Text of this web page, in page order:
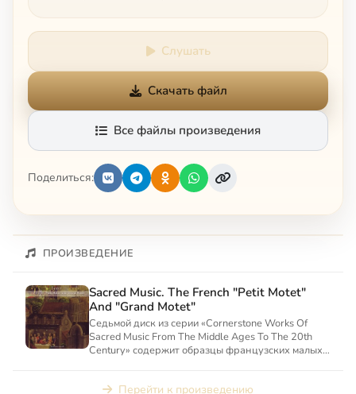
Слушать
Скачать файл
Все файлы произведения
Поделиться:
ПРОИЗВЕДЕНИЕ
Sacred Music. The French "Petit Motet"
And "Grand Motet"
Седьмой диск из серии «Cornerstone Works Of
Sacred Music From The Middle Ages To The 20th
Century» содержит образцы французских малых и
Перейти к произведению